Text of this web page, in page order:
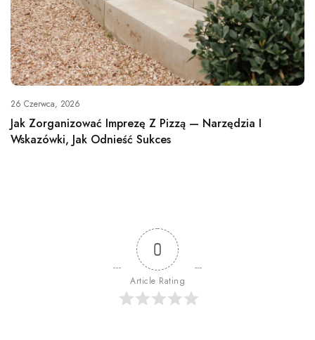
26 Czerwca, 2026
Jak Zorganizować Imprezę Z Pizzą — Narzędzia I
Wskazówki, Jak Odnieść Sukces
0
Article Rating